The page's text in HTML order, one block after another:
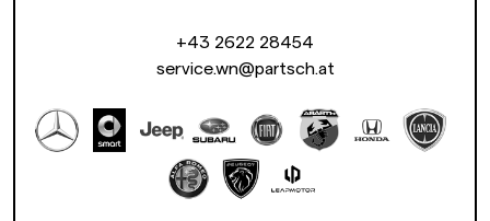
+43 2622 28454
service.wn@partsch.at